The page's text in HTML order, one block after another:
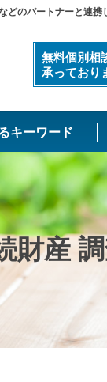
財産
のパートナーと連携
無料個別相
承っており
キーワード